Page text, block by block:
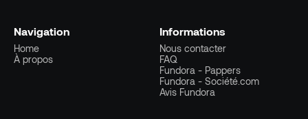
Navigation
Home
À propos
Informations
Nous contacter
FAQ
Fundora - Pappers
Fundora - Société.com
Avis Fundora